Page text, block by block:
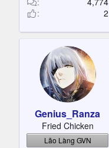
2
Genius_Ranza
Fried Chicken
Lão Làng GVN